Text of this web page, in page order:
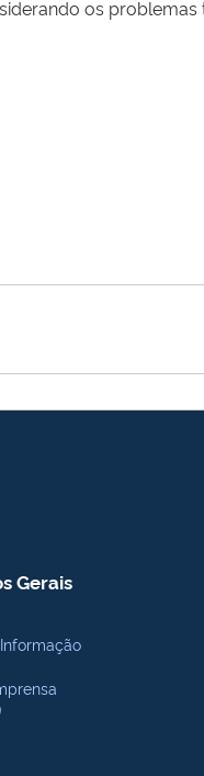
os
Gerais